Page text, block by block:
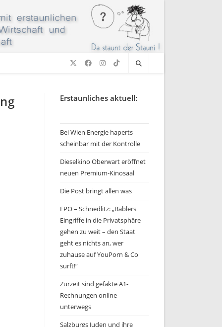
Erstaunliches aktuell:
Bei Wien Energie haperts
scheinbar mit der Kontrolle
Dieselkino Oberwart eröffnet
neuen Premium-Kinosaal
Die Post bringt allen was
FPÖ – Schnedlitz: „Bablers
Eingriffe in die Privatsphäre
gehen zu weit – den Staat
geht es nichts an, wer
zuhause auf YouPorn & Co
surft!“
Zurzeit sind gefakte A1-
Rechnungen online
unterwegs
Salzburgs Juden und ihre